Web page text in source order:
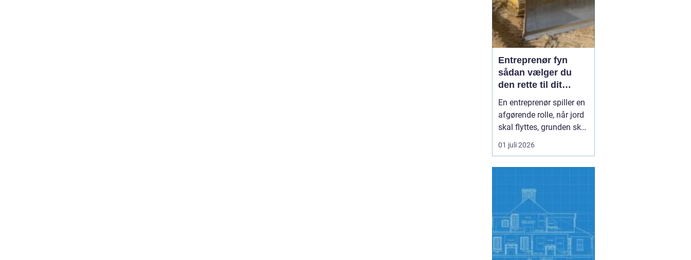
Entreprenør fyn
sådan vælger du
den rette til dit
projekt
En entreprenør spiller en
afgørende rolle, når jord
skal flyttes, grunden skal
klargøres, eller der skal
bygges nyt. På Fyn er
gennemskue, hvem der
passer bedst til opgaven.
Uanset om du står med
en priv...
01 juli 2026